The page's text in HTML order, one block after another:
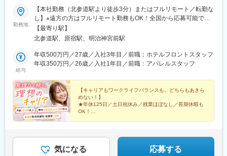
勤務地
【本社勤務（北参道駅より徒歩3分）またはフルリモート／転勤な
し】※遠方の方はフルリモート勤務もOK！全国から応募可能で
す！※研修は本社（東京）にて実施■本社東京都渋谷区千駄ヶ谷3-
51-10 PORTALPOINT HARAJUKU FD-13＜アクセス＞・東京メ
線「千駄ヶ谷駅」より徒歩8分・都営地下鉄「国立競技場駅」A4
出口より徒歩8分＝＝＝＝＝＝＝＝＞＞★check！◎安心して上京
越し支援・家賃補助などをサポートします。◎独り立ち後はリモ
ートワークが可能週3日リモートワークの先輩も。遠方の方はフル
リモート勤務もOK！ライフステージの変化に合わせて、柔軟な働
き方ができます。
【最寄り駅】
北参道駅、原宿駅、明治神宮前駅
給与
年収500万円／27歳／入社3年目／前職：ホテルフロントスタッフ
年収350万円／26歳／入社1年目／前職：アパレルスタッフ
【キャリアもワークライフバランスも。どちらもあきら
めない！】
★年休125日／土日祝休み／残業ほぼなし／長期休暇も
OK！
気になる 応募する